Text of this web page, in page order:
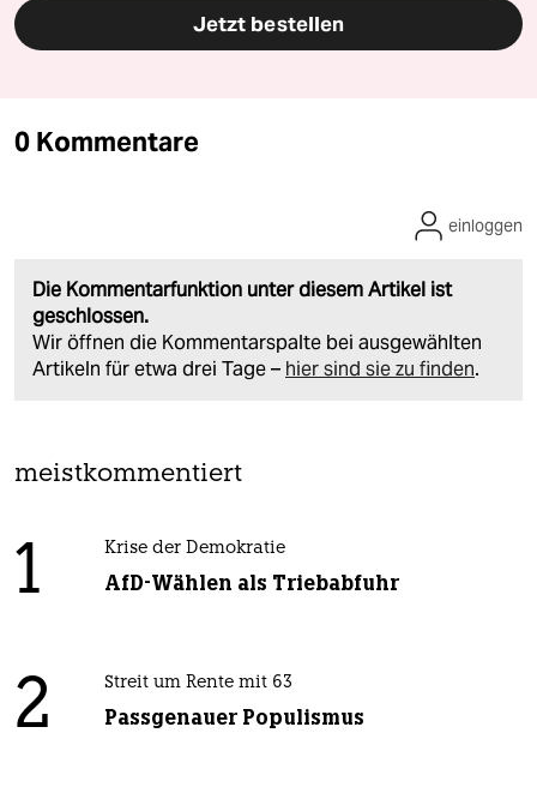
Jetzt bestellen
0 Kommentare
Die Kommentarfunktion unter diesem Artikel ist
geschlossen.
Wir öffnen die Kommentarspalte bei ausgewählten
Artikeln für etwa drei Tage – hier sind sie zu finden.
einloggen
meistkommentiert
1 Krise der Demokratie
AfD-Wählen als Triebabfuhr
2 Streit um Rente mit 63
Passgenauer Populismus